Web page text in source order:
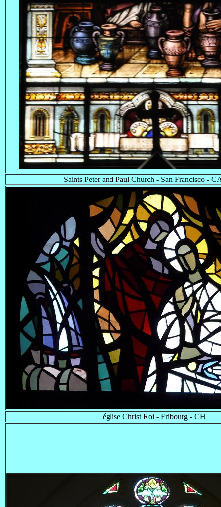
Saints Peter and Paul Church - San Francisco -
église Christ Roi - Fribourg - CH